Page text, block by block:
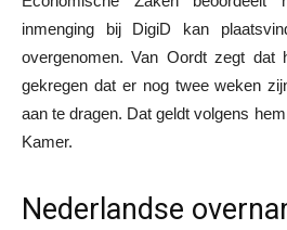
inmenging bij DigiD kan
overgenomen. Van Oordt zegt dat
gekregen dat er nog twee weken
aan te dragen. Dat geldt volgens
Kamer.
Nederlandse